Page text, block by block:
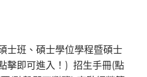
士班、碩士學位學程暨碩士
擊即可進入！) 招生手冊(點